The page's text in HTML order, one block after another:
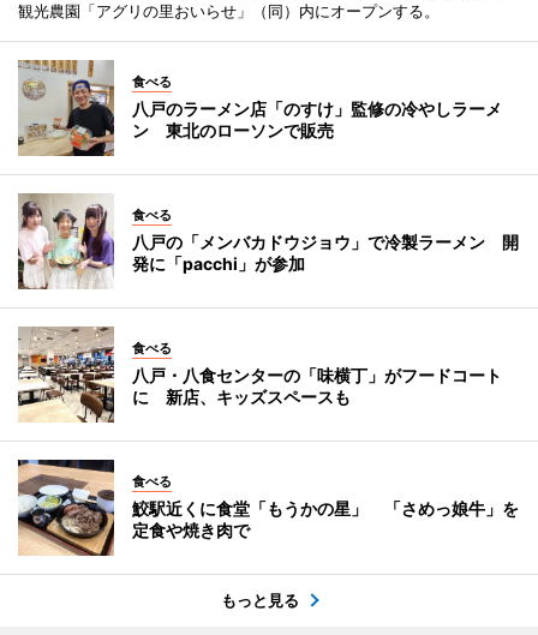
観光農園「アグリの里おいらせ」（同）内にオープンする。
食べる
八戸のラーメン店「のすけ」監修の冷やしラーメ
ン 東北のローソンで販売
食べる
八戸の「メンバカドウジョウ」で冷製ラーメン 開
発に「pacchi」が参加
食べる
八戸・八食センターの「味横丁」がフードコート
に 新店、キッズスペースも
食べる
鮫駅近くに食堂「もうかの星」 「さめっ娘牛」を
定食や焼き肉で
もっと見る